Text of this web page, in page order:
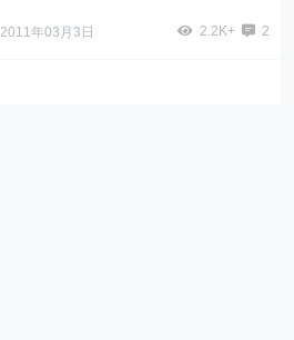
2011年03月3日 2.2K+ 2